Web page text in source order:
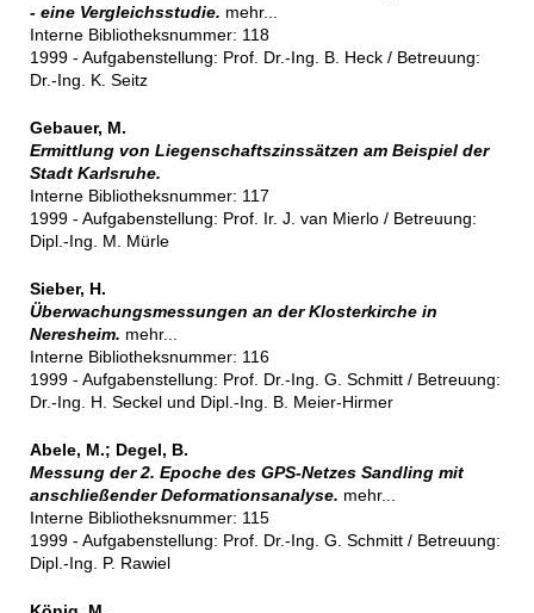
- eine Vergleichsstudie. mehr...
Interne Bibliotheksnummer: 118
1999 - Aufgabenstellung: Prof. Dr.-Ing. B. Heck / Betreuung:
Dr.-Ing. K. Seitz
Gebauer, M.
Ermittlung von Liegenschaftszinssätzen am Beispiel der
Stadt Karlsruhe.
Interne Bibliotheksnummer: 117
1999 - Aufgabenstellung: Prof. Ir. J. van Mierlo / Betreuung:
Dipl.-Ing. M. Mürle
Sieber, H.
Überwachungsmessungen an der Klosterkirche in
Neresheim. mehr...
Interne Bibliotheksnummer: 116
1999 - Aufgabenstellung: Prof. Dr.-Ing. G. Schmitt / Betreuung:
Dr.-Ing. H. Seckel und Dipl.-Ing. B. Meier-Hirmer
Abele, M.; Degel, B.
Messung der 2. Epoche des GPS-Netzes Sandling mit
anschließender Deformationsanalyse. mehr...
Interne Bibliotheksnummer: 115
1999 - Aufgabenstellung: Prof. Dr.-Ing. G. Schmitt / Betreuung:
Dipl.-Ing. P. Rawiel